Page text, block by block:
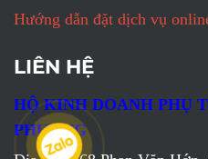
Hướng dẫn đặt dịch vụ
LIÊN HỆ
HỘ KINH DOANH PHỤ
PHƯƠNG